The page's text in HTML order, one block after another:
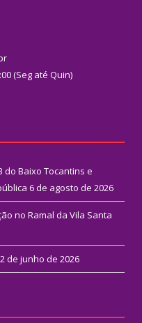
(Seg até Quin)
do Baixo Tocantins e
6 de agosto de 2026
no Ramal da Vila Santa
de junho de 2026